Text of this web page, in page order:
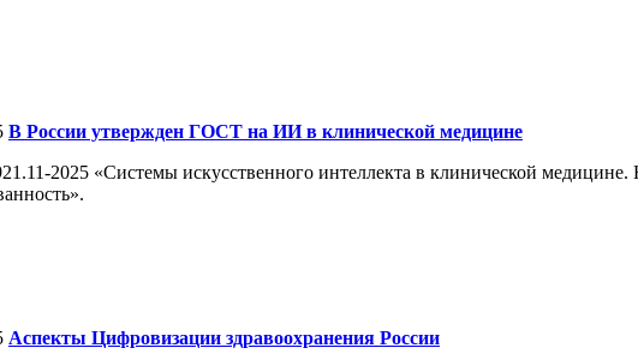
В России утвержден ГОСТ на ИИ в клинической медицине
2025 «Системы искусственного интеллекта в клинической
Аспекты Цифровизации здравоохранения России